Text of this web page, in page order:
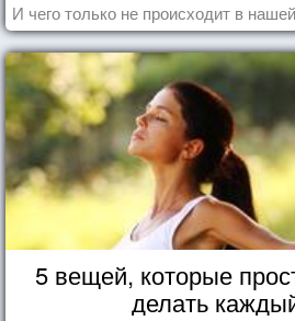
И чего только не происходит в
5 вещей, которые
делать